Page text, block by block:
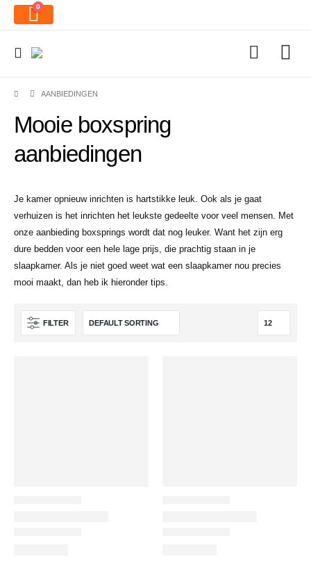
0
AANBIEDINGEN
Mooie boxspring
aanbiedingen
Je kamer opnieuw inrichten is hartstikke leuk. Ook als je gaat
verhuizen is het inrichten het leukste gedeelte voor veel mensen. Met
onze aanbieding boxsprings wordt dat nog leuker. Want het zijn erg
dure bedden voor een hele lage prijs, die prachtig staan in je
slaapkamer. Als je niet goed weet wat een slaapkamer nou precies
mooi maakt, dan heb ik hieronder tips.
FILTER